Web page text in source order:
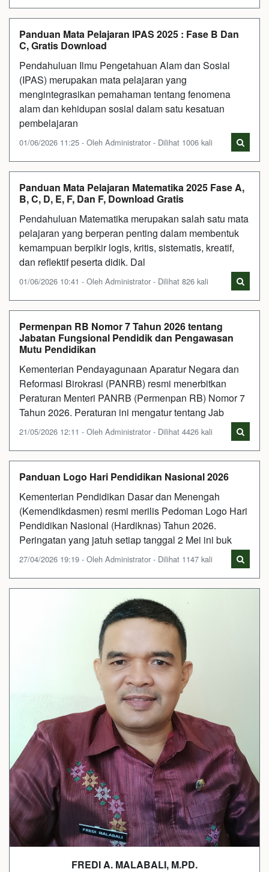
Panduan Mata Pelajaran IPAS 2025 : Fase B Dan
C, Gratis Download
Pendahuluan Ilmu Pengetahuan Alam dan Sosial
(IPAS) merupakan mata pelajaran yang
mengintegrasikan pemahaman tentang fenomena
alam dan kehidupan sosial dalam satu kesatuan
pembelajaran
01/06/2026 11:25 - Oleh Administrator - Dilihat 1006 kali
Panduan Mata Pelajaran Matematika 2025 Fase A,
B, C, D, E, F, Dan F, Download Gratis
Pendahuluan Matematika merupakan salah satu mata
pelajaran yang berperan penting dalam membentuk
kemampuan berpikir logis, kritis, sistematis, kreatif,
dan reflektif peserta didik. Dal
01/06/2026 10:41 - Oleh Administrator - Dilihat 826 kali
Permenpan RB Nomor 7 Tahun 2026 tentang
Jabatan Fungsional Pendidik dan Pengawasan
Mutu Pendidikan
Kementerian Pendayagunaan Aparatur Negara dan
Reformasi Birokrasi (PANRB) resmi menerbitkan
Peraturan Menteri PANRB (Permenpan RB) Nomor 7
Tahun 2026. Peraturan ini mengatur tentang Jab
21/05/2026 12:11 - Oleh Administrator - Dilihat 4426 kali
Panduan Logo Hari Pendidikan Nasional 2026
Kementerian Pendidikan Dasar dan Menengah
(Kemendikdasmen) resmi merilis Pedoman Logo Hari
Pendidikan Nasional (Hardiknas) Tahun 2026.
Peringatan yang jatuh setiap tanggal 2 Mei ini buk
27/04/2026 19:19 - Oleh Administrator - Dilihat 1147 kali
FREDI A. MALABALI, M.PD.